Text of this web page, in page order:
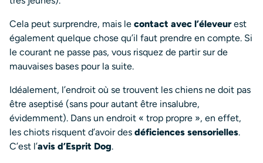
Cela peut surprendre, mais le contact avec l’éleveurest
également quelque chose qu’il faut prendre en compte. Si
le courant ne passe pas, vous risquez de partir sur de
mauvaises bases pour la suite.
Idéalement, l’endroit où se trouvent les chiens ne doit pas
être aseptisé (sans pour autant être insalubre,
évidemment). Dans un endroit « trop propre », en effet,
les chiots risquent d’avoir des déficiences sensorielles.
C’est l’avis d’Esprit Dog.